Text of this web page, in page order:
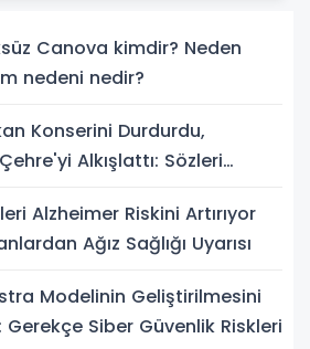
Canova kimdir? Neden
nedeni nedir?
Konserini Durdurdu,
Alkışlattı: Sözleri
Alzheimer Riskini Artırıyor
Ağız Sağlığı Uyarısı
Modelinin Geliştirilmesini
Gerekçe Siber Güvenlik Riskleri